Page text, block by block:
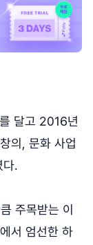
달고 2016년
의, 문화 사업
다.
주목받는 이
서 엄선한 하